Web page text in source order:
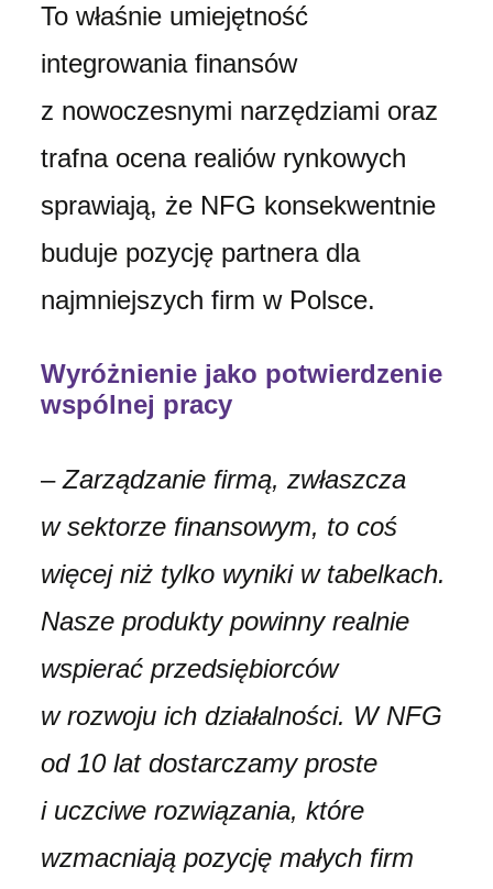
To właśnie umiejętność
integrowania finansów
z nowoczesnymi narzędziami oraz
trafna ocena realiów rynkowych
sprawiają, że NFG konsekwentnie
buduje pozycję partnera dla
najmniejszych firm w Polsce.
Wyróżnienie jako potwierdzenie
wspólnej pracy
–Zarządzanie firmą, zwłaszcza
w sektorze finansowym, to coś
więcej niż tylko wyniki w tabelkach.
Nasze produkty powinny realnie
wspierać przedsiębiorców
w rozwoju ich działalności. W NFG
od 10 lat dostarczamy proste
i uczciwe rozwiązania, które
wzmacniają pozycję małych firm